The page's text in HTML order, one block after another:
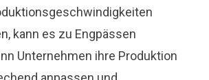
kann es zu Engpässen
Unternehmen ihre Produktion